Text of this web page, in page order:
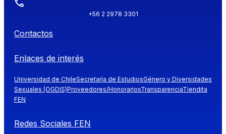
+56 2 2978 3301
Contactos
Enlaces de interés
Universidad de ChileSecretaría de EstudiosGénero y Diversidades
Sexuales (OGDIS)Proveedores/HonorariosTransparenciaTiendita
FEN
Redes Sociales FEN